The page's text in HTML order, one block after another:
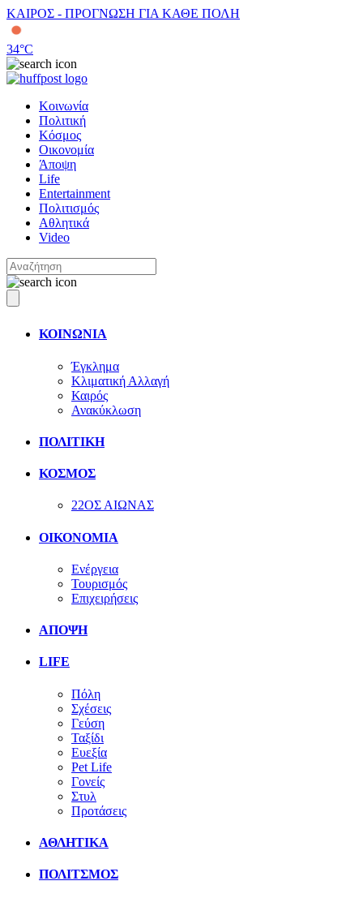
ΚΑΙΡΟΣ - ΠΡΟΓΝΩΣΗ ΓΙΑ ΚΑΘΕ ΠΟΛΗ
34°C
Κοινωνία
Πολιτική
Κόσμος
Οικονομία
Άποψη
Life
Entertainment
Πολιτισμός
Αθλητικά
Video
ΚΟΙΝΩΝΙΑ
Έγκλημα
Κλιματική Αλλαγή
Καιρός
Ανακύκλωση
ΠΟΛΙΤΙΚΗ
ΚΟΣΜΟΣ
22ΟΣ ΑΙΩΝΑΣ
ΟΙΚΟΝΟΜΙΑ
Ενέργεια
Τουρισμός
Επιχειρήσεις
ΑΠΟΨΗ
LIFE
Πόλη
Σχέσεις
Γεύση
Ταξίδι
Ευεξία
Pet Life
Γονείς
Στυλ
Προτάσεις
ΑΘΛΗΤΙΚΑ
ΠΟΛΙΤΣΜΟΣ